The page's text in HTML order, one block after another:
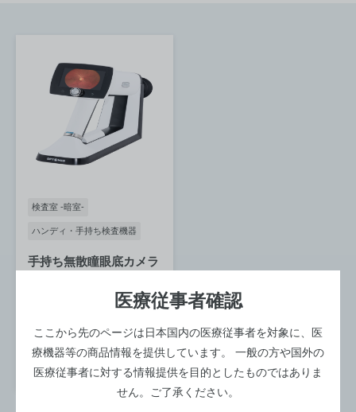
医療従事者確認
ここから先のページは日本国内の医療従事者を対象に、医
療機器等の商品情報を提供しています。
一般の方や国外の
医療従事者に対する情報提供を目的としたものではありま
せん。ご了承ください。
検査室 -暗室-
ハンディ・手持ち検査機器
手持ち無散瞳眼底カメラ
寸法：122(W) x 202(H) x 98(I)
型番：AURORA
詳細を見る